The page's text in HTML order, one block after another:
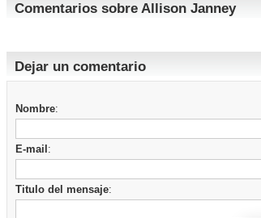
Comentarios sobre Allison Janney
Dejar un comentario
Nombre:
E-mail :
Titulo del mensaje: